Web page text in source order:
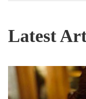
Latest